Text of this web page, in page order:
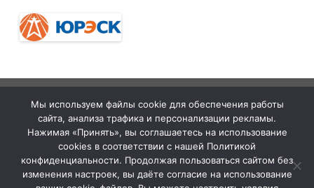
межрегиональная
организация
Общественной
организации
GalussoThemes.com
Работает на
WordPress
Мы используем файлы cookie для обеспечения работы
сайта, анализа трафика и персонализации рекламы.
Нажимая «Принять», вы соглашаетесь на использование
cookies в соответствии с нашей Политикой
конфиденциальности. Продолжая пользоваться сайтом без
изменения настроек, вы даёте согласие на использование